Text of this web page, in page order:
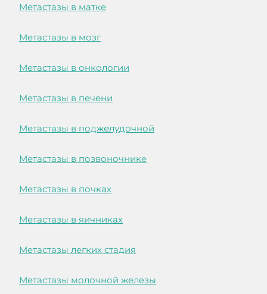
Метастазы в матке
Метастазы в мозг
Метастазы в онкологии
Метастазы в печени
Метастазы в поджелудочной
Метастазы в позвоночнике
Метастазы в почках
Метастазы в яичниках
Метастазы легких стадия
Метастазы молочной железы